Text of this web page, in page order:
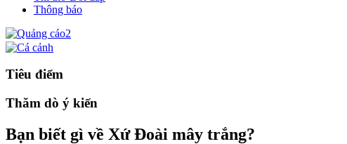
Thông báo
Tiêu điểm
Thăm dò ý kiến
Bạn biết gì về Xứ Đoài mây trắng?